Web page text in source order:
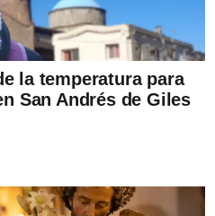
la temperatura para
San Andrés de Giles